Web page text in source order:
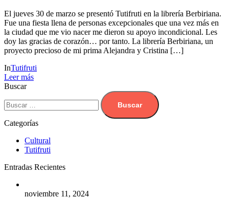
El jueves 30 de marzo se presentó Tutifruti en la librería Berbiriana.
Fue una fiesta llena de personas excepcionales que una vez más en
la ciudad que me vio nacer me dieron su apoyo incondicional. Les
doy las gracias de corazón… por tanto. La librería Berbiriana, un
proyecto precioso de mi prima Alejandra y Cristina […]
InTutifruti
Leer más
Buscar
Categorías
Cultural
Tutifruti
Entradas Recientes
noviembre 11, 2024